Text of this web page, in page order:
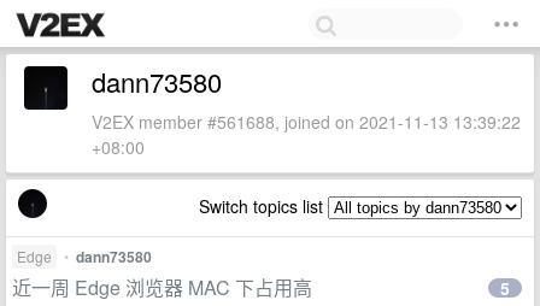
dann73580
V2EX member #561688, joined on 2021-11-13 13:39:22
+08:00
Switch topics list
Edge • dann73580
近一周 Edge 浏览器 MAC 下占用高 5